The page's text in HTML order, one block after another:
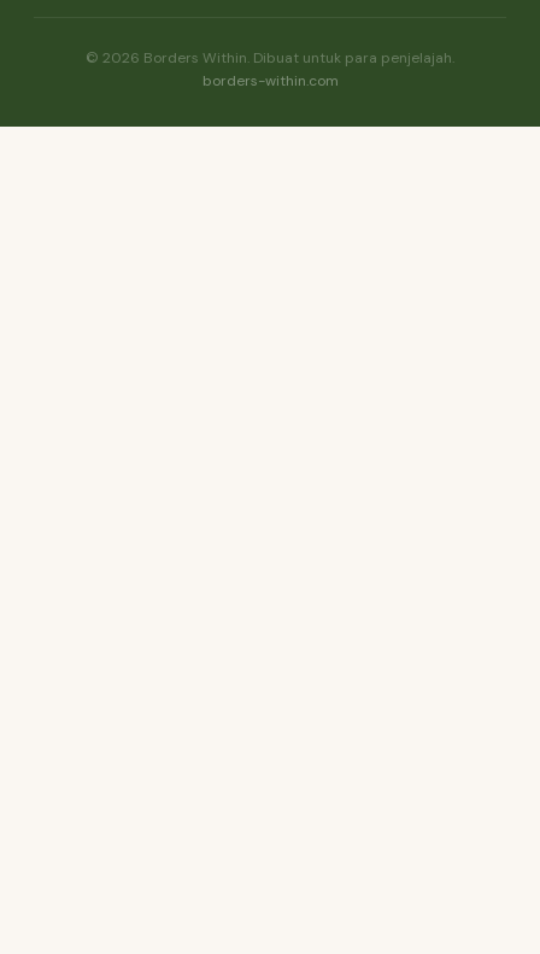
© 2026 Borders Within. Dibuat untuk para penjelajah.
borders-within.com